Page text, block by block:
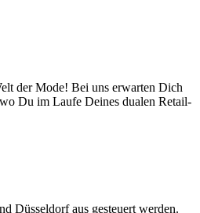
der Mode! Bei uns erwarten Dich
Du im Laufe Deines dualen Retail-
Düsseldorf aus gesteuert werden.